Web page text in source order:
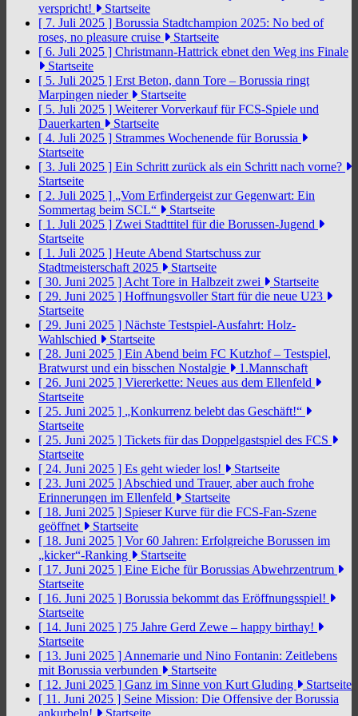
verspricht!
Startseite
[ 7. Juli 2025 ] Borussia Stadtchampion 2025: No bed of
roses, no pleasure cruise
Startseite
[ 6. Juli 2025 ] Christmann-Hattrick ebnet den Weg ins Finale
Startseite
[ 5. Juli 2025 ] Erst Beton, dann Tore – Borussia ringt
Marpingen nieder
Startseite
[ 5. Juli 2025 ] Weiterer Vorverkauf für FCS-Spiele und
Dauerkarten
Startseite
[ 4. Juli 2025 ] Strammes Wochenende für Borussia
Startseite
[ 3. Juli 2025 ] Ein Schritt zurück als ein Schritt nach vorne?
Startseite
[ 2. Juli 2025 ] „Vom Erfindergeist zur Gegenwart: Ein
Sommertag beim SCL“
Startseite
[ 1. Juli 2025 ] Zwei Stadttitel für die Borussen-Jugend
Startseite
[ 1. Juli 2025 ] Heute Abend Startschuss zur
Stadtmeisterschaft 2025
Startseite
[ 30. Juni 2025 ] Acht Tore in Halbzeit zwei
Startseite
[ 29. Juni 2025 ] Hoffnungsvoller Start für die neue U23
Startseite
[ 29. Juni 2025 ] Nächste Testspiel-Ausfahrt: Holz-
Wahlschied
Startseite
[ 28. Juni 2025 ] Ein Abend beim FC Kutzhof – Testspiel,
Bratwurst und ein bisschen Nostalgie
1.Mannschaft
[ 26. Juni 2025 ] Viererkette: Neues aus dem Ellenfeld
Startseite
[ 25. Juni 2025 ] „Konkurrenz belebt das Geschäft!“
Startseite
[ 25. Juni 2025 ] Tickets für das Doppelgastspiel des FCS
Startseite
[ 24. Juni 2025 ] Es geht wieder los!
Startseite
[ 23. Juni 2025 ] Abschied und Trauer, aber auch frohe
Erinnerungen im Ellenfeld
Startseite
[ 18. Juni 2025 ] Spieser Kurve für die FCS-Fan-Szene
geöffnet
Startseite
[ 18. Juni 2025 ] Vor 60 Jahren: Erfolgreiche Borussen im
„kicker“-Ranking
Startseite
[ 17. Juni 2025 ] Eine Eiche für Borussias Abwehrzentrum
Startseite
[ 16. Juni 2025 ] Borussia bekommt das Eröffnungsspiel!
Startseite
[ 14. Juni 2025 ] 75 Jahre Gerd Zewe – happy birthay!
Startseite
[ 13. Juni 2025 ] Annemarie und Nino Fontanin: Zeitlebens
mit Borussia verbunden
Startseite
[ 12. Juni 2025 ] Ganz im Sinne von Kurt Gluding
Startseite
[ 11. Juni 2025 ] Seine Mission: Die Offensive der Borussia
ankurbeln!
Startseite